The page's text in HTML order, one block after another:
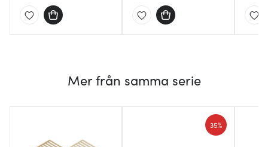
Mer från samma serie
35%